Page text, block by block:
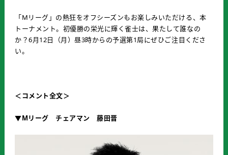
「Mリーグ」の熱狂をオフシーズンもお楽しみいただける、本
トーナメント。初優勝の栄光に輝く雀士は、果たして誰なの
か？6月12日（月）昼3時からの予選第1局にぜひご注目くださ
い。
＜コメント全文＞
▼Mリーグ チェアマン 藤田晋